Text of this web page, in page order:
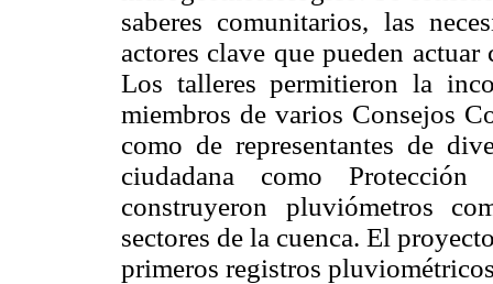
saberes comunitarios, las
actores clave que pueden
Los talleres permitieron la
miembros de varios Consejos
como de representantes de
ciudadana como
construyeron pluviómetros
sectores de la cuenca. El
primeros registros